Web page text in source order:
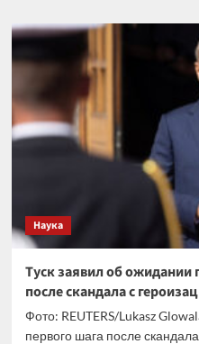
В
попросили
Минцифры
Наука
Туск заявил об ожидании
после скандала с
Фото: REUTERS/Lukasz
первого шага после